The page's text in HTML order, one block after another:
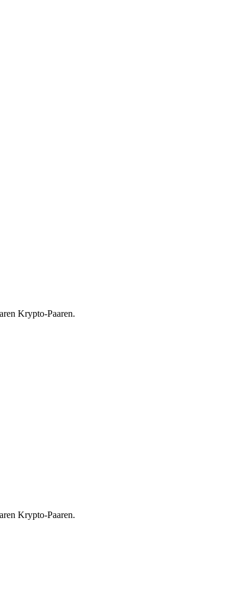
Krypto-Paaren.
Krypto-Paaren.